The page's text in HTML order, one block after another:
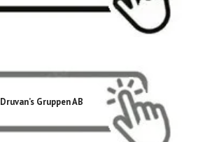
Druvan’s Gruppen AB